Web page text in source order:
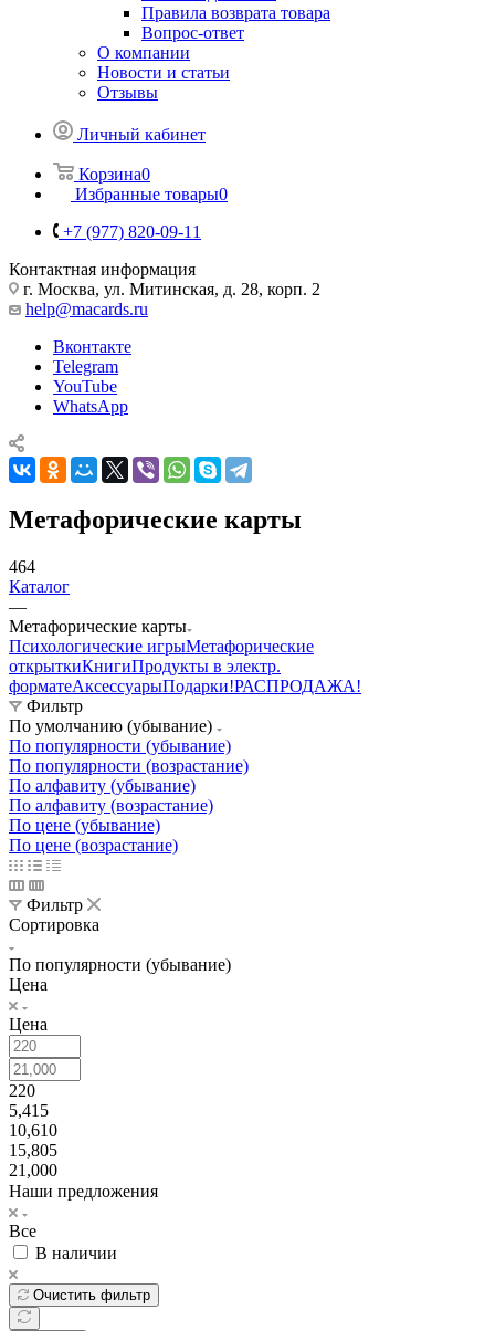
Правила возврата товара
Вопрос-ответ
О компании
Новости и статьи
Отзывы
Личный кабинет
Корзина0
Избранные товары0
+7 (977) 820-09-11
Контактная информация
г. Москва, ул. Митинская, д. 28, корп. 2
help@macards.ru
Вконтакте
Telegram
YouTube
WhatsApp
Mетафорические карты
464
Каталог
—
Mетафорические карты
Психологические игрыМетафорические
открыткиКнигиПродукты в электр.
форматеАксессуарыПодарки!РАСПРОДАЖА!
Фильтр
По умолчанию (убывание)
По популярности (убывание)
По популярности (возрастание)
По алфавиту (убывание)
По алфавиту (возрастание)
По цене (убывание)
По цене (возрастание)
Фильтр
Сортировка
По популярности (убывание)
Цена
Цена
220
5,415
10,610
15,805
21,000
Наши предложения
Все
В наличии
Очистить фильтр